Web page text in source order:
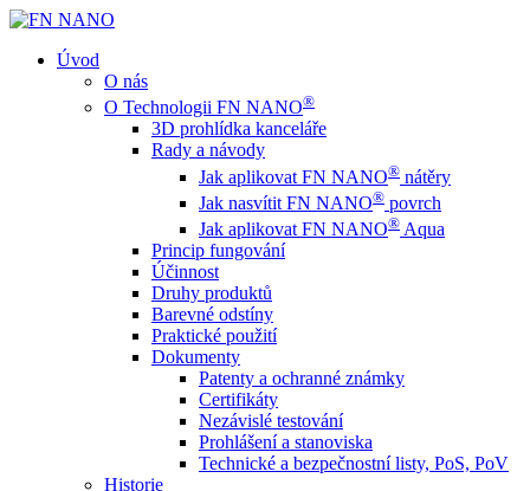
Úvod
O nás
O Technologii FN NANO®
3D prohlídka kanceláře
Rady a návody
Jak aplikovat FN NANO® nátěry
Jak nasvítit FN NANO® povrch
Jak aplikovat FN NANO® Aqua
Princip fungování
Účinnost
Druhy produktů
Barevné odstíny
Praktické použití
Dokumenty
Patenty a ochranné známky
Certifikáty
Nezávislé testování
Prohlášení a stanoviska
Technické a bezpečnostní listy, PoS, PoV
Historie